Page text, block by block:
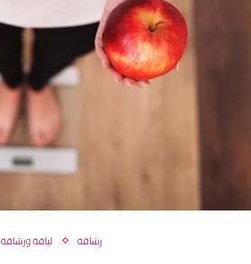
رشاقة لياقة ورشاقة